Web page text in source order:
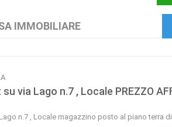
IMMOBILIARE
su via Lago n.7 , Locale PREZZO
Lago n.7 , Locale magazzino posto al piano terra